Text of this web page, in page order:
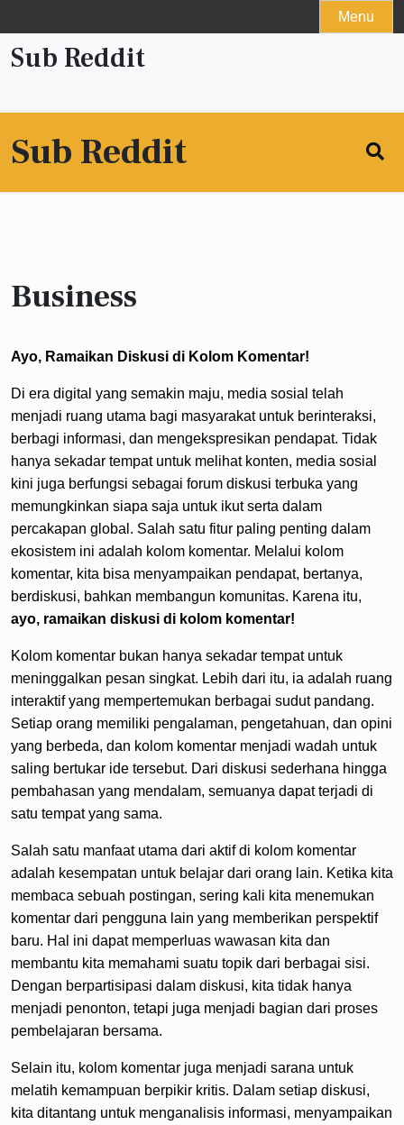
to
content
Menu
Sub Reddit
Sub Reddit
Business
Ayo, Ramaikan Diskusi di Kolom Komentar!
Di era digital yang semakin maju, media sosial telah
menjadi ruang utama bagi masyarakat untuk berinteraksi,
berbagi informasi, dan mengekspresikan pendapat. Tidak
hanya sekadar tempat untuk melihat konten, media sosial
kini juga berfungsi sebagai forum diskusi terbuka yang
memungkinkan siapa saja untuk ikut serta dalam
percakapan global. Salah satu fitur paling penting dalam
ekosistem ini adalah kolom komentar. Melalui kolom
komentar, kita bisa menyampaikan pendapat, bertanya,
berdiskusi, bahkan membangun komunitas. Karena itu,
ayo, ramaikan diskusi di kolom komentar!
Kolom komentar bukan hanya sekadar tempat untuk
meninggalkan pesan singkat. Lebih dari itu, ia adalah ruang
interaktif yang mempertemukan berbagai sudut pandang.
Setiap orang memiliki pengalaman, pengetahuan, dan opini
yang berbeda, dan kolom komentar menjadi wadah untuk
saling bertukar ide tersebut. Dari diskusi sederhana hingga
pembahasan yang mendalam, semuanya dapat terjadi di
satu tempat yang sama.
Salah satu manfaat utama dari aktif di kolom komentar
adalah kesempatan untuk belajar dari orang lain. Ketika kita
membaca sebuah postingan, sering kali kita menemukan
komentar dari pengguna lain yang memberikan perspektif
baru. Hal ini dapat memperluas wawasan kita dan
membantu kita memahami suatu topik dari berbagai sisi.
Dengan berpartisipasi dalam diskusi, kita tidak hanya
menjadi penonton, tetapi juga menjadi bagian dari proses
pembelajaran bersama.
Selain itu, kolom komentar juga menjadi sarana untuk
melatih kemampuan berpikir kritis. Dalam setiap diskusi,
kita ditantang untuk menganalisis informasi, menyampaikan